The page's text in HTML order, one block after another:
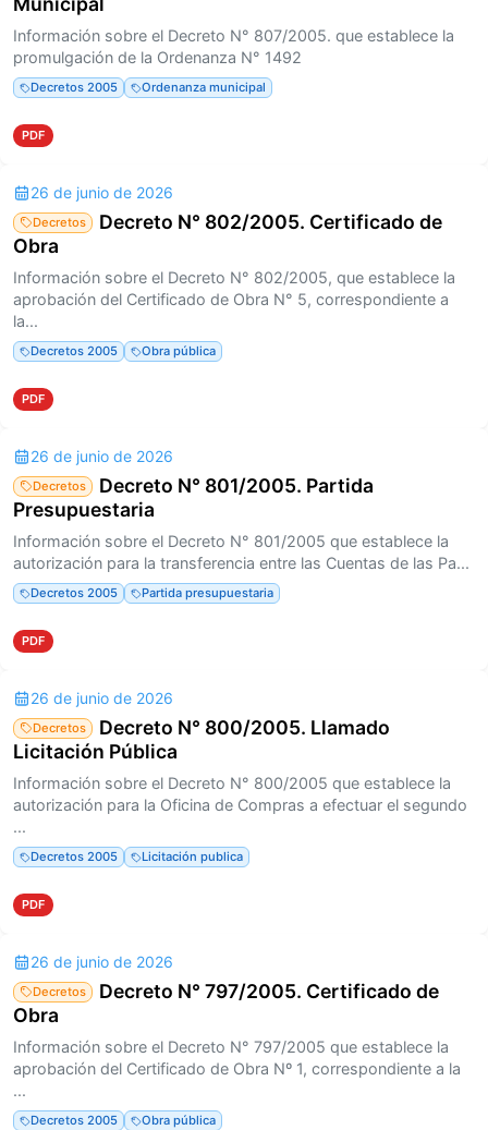
Información sobre el Decreto N° 807/2005. que establece la
promulgación de la Ordenanza N° 1492
Decretos 2005 Ordenanza municipal
PDF
26 de junio de 2026
Decretos
Decreto N° 802/2005. Certificado de
Obra
Información sobre el Decreto N° 802/2005, que establece la
aprobación del Certificado de Obra N° 5, correspondiente a
la...
Decretos 2005 Obra pública
PDF
26 de junio de 2026
Decretos
Decreto N° 801/2005. Partida
Presupuestaria
Información sobre el Decreto N° 801/2005 que establece la
autorización para la transferencia entre las Cuentas de las Pa...
Decretos 2005 Partida presupuestaria
PDF
26 de junio de 2026
Decretos
Decreto N° 800/2005. Llamado
Licitación Pública
Información sobre el Decreto N° 800/2005 que establece la
autorización para la Oficina de Compras a efectuar el segundo
...
Decretos 2005 Licitación publica
PDF
26 de junio de 2026
Decretos
Decreto N° 797/2005. Certificado de
Obra
Información sobre el Decreto N° 797/2005 que establece la
aprobación del Certificado de Obra Nº 1, correspondiente a la
...
Decretos 2005 Obra pública